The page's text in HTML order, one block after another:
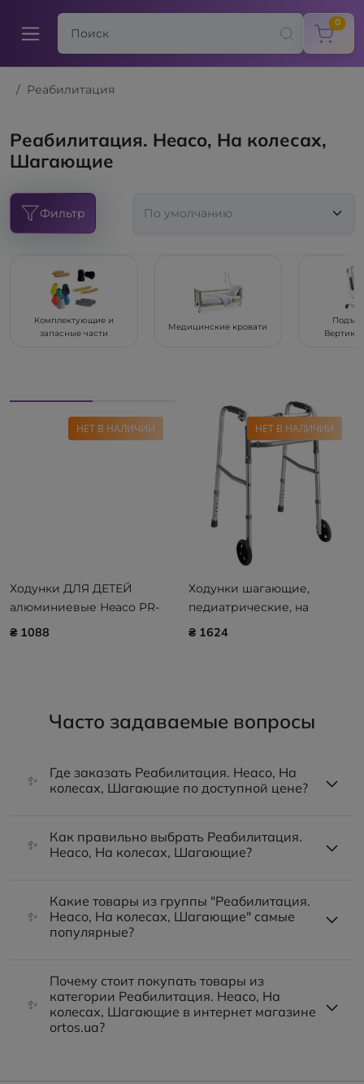
0
Реабилитация
Реабилитация. Heaco, На колесах,
Шагающие
Фильтр
Комплектующие и
запасные части
Медицинские кровати
НЕТ В НАЛИЧИИ
Ходунки ДЛЯ ДЕТЕЙ
алюминиевые Heaco PR-
444 ONLINE ONLY /
₴ 1088
НЕТ В НАЛИЧИИ
Ходунки шагающие,
педиатрические, на
колесах Heaco PR-443
₴ 1624
Часто задаваемые вопросы
✨
Где заказать Реабилитация. Heaco, На
колесах, Шагающие по доступной цене?
✨
Как правильно выбрать Реабилитация.
Heaco, На колесах, Шагающие?
✨
Какие товары из группы "Реабилитация.
Heaco, На колесах, Шагающие" самые
популярные?
✨
Почему стоит покупать товары из
категории Реабилитация. Heaco, На
колесах, Шагающие в интернет магазине
ortos.ua?